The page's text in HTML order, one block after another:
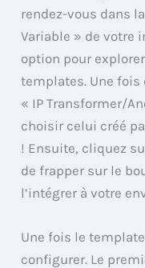
rendez-vous dans
Variable » de votre
option pour
templates. Une
« IP Transformer/
choisir celui créé
! Ensuite, cliquez
de frapper sur le
l’intégrer à votre
Une fois le
configurer. Le